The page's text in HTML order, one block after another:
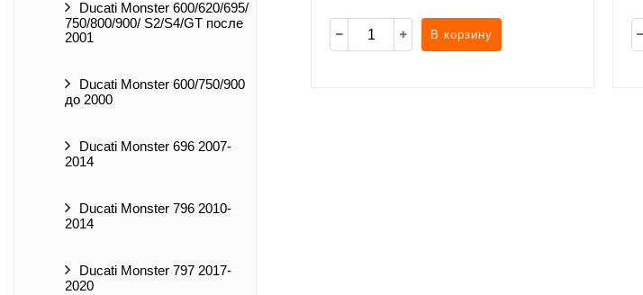
Ducati Monster 600/620/695/
750/800/900/ S2/S4/GT после
2001
Ducati Monster 600/750/900
до 2000
Ducati Monster 696 2007-
2014
Ducati Monster 796 2010-
2014
Ducati Monster 797 2017-
2020
В корзину